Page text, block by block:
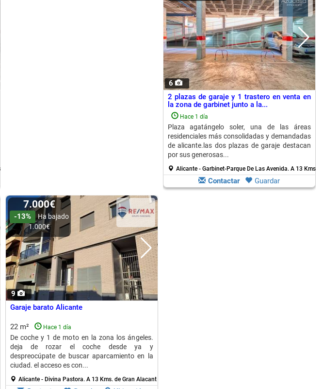
de Gran Alacant
6
2 plazas de garaje y 1 trastero en venta en
la zona de garbinet junto a la...
Hace 1 día
Plaza agatángelo soler, una de las áreas
residenciales más consolidadas y demandadas
de alicante.las dos plazas de garaje destacan
por sus generosas...
Alicante - Garbinet-Parque De Las Avenida. A 13 Kms.
Contactar Guardar
9
7.000€
-13%
Ha bajado
1.000€
Garaje barato Alicante
22 m² Hace 1 día
De coche y 1 de moto en la zona los ángeles.
deja de rozar el coche desde ya y
despreocúpate de buscar aparcamiento en la
ciudad. el acceso es con...
Alicante - Divina Pastora. A 13 Kms. de Gran Alacant